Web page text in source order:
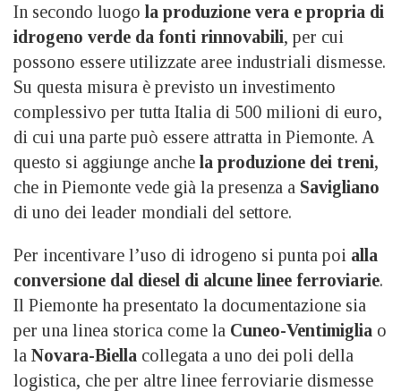
In secondo luogo la produzione vera e propria di
idrogeno verde da fonti rinnovabili, per cui
possono essere utilizzate aree industriali dismesse.
Su questa misura è previsto un investimento
complessivo per tutta Italia di 500 milioni di euro,
di cui una parte può essere attratta in Piemonte. A
questo si aggiunge anche la produzione dei treni,
che in Piemonte vede già la presenza a Savigliano
di uno dei leader mondiali del settore.
Per incentivare l’uso di idrogeno si punta poi alla
conversione dal diesel di alcune linee ferroviarie.
Il Piemonte ha presentato la documentazione sia
per una linea storica come la Cuneo-Ventimiglia o
la Novara-Biella collegata a uno dei poli della
logistica, che per altre linee ferroviarie dismesse